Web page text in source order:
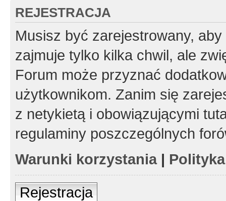
REJESTRACJA
Musisz być zarejestrowany,
zajmuje tylko kilka chwil, ale
Forum może przyznać
użytkownikom. Zanim się
z netykietą i obowiązującymi
regulaminy poszczególnych
Warunki korzystania|
Rejestracja